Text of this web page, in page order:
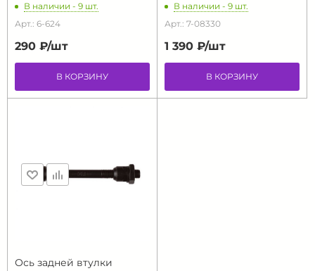
В наличии - 9 шт.
Арт.: 6-624
290 ₽/шт
В КОРЗИНУ
В наличии - 9 шт.
Арт.: 7-08330
1 390 ₽/шт
В КОРЗИНУ
Ось задней втулки